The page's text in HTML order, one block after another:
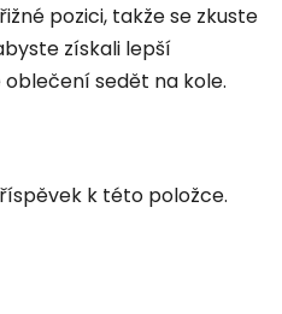
pozici, takže se zkuste
získali lepší
sedět na kole.
k této položce.